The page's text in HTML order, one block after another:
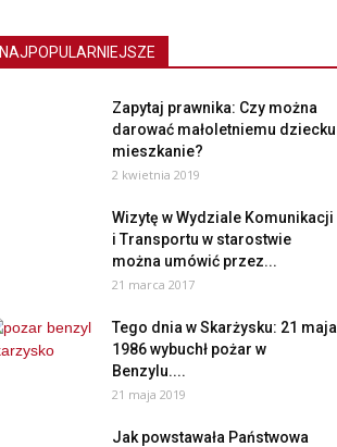
NAJPOPULARNIEJSZE
Zapytaj prawnika: Czy można
darować małoletniemu dziecku
mieszkanie?
2 kwietnia 2019
Wizytę w Wydziale Komunikacji
i Transportu w starostwie
można umówić przez...
21 marca 2017
Tego dnia w Skarżysku: 21 maja
1986 wybuchł pożar w
Benzylu....
21 maja 2019
Jak powstawała Państwowa